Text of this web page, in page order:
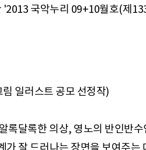
국악누리 09+10월호(제
일러스트 공모 선정작)
록달록한 의상, 영노의 반인반